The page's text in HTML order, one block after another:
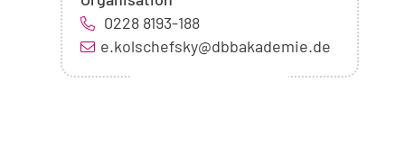
0228 8193-188
e.kolschefsky@dbbakademie.de